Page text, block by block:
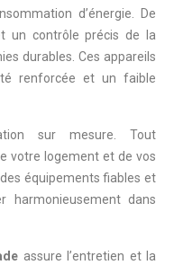
d’énergie. De
un contrôle précis de la
durables. Ces appareils
renforcée et un faible
sur mesure. Tout
votre logement et de vos
équipements fiables et
harmonieusement dans
assure l’entretien et la